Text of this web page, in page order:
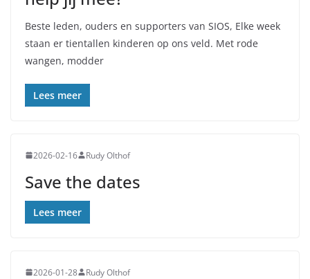
Beste leden, ouders en supporters van SIOS, Elke week
staan er tientallen kinderen op ons veld. Met rode
wangen, modder
Lees meer
2026-02-16 Rudy Olthof
Save the dates
Lees meer
2026-01-28 Rudy Olthof